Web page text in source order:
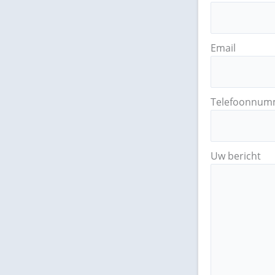
Email
Uw bericht